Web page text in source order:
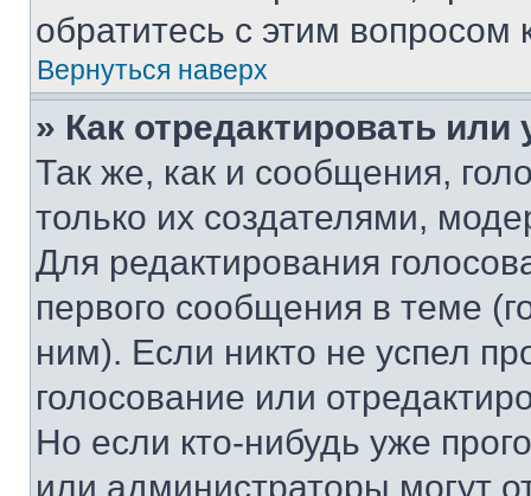
обратитесь с этим вопросом
Вернуться наверх
» Как отредактировать
Так же, как и сообщения,
только их создателями,
Для редактирования
первого сообщения в теме
ним). Если никто не успел
голосование или
Но если кто-нибудь уже
или администраторы могут